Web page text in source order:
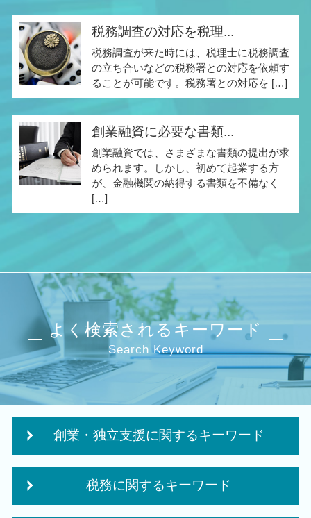
税務調査の対応を税理...
税務調査が来た時には、税理士に税務調査
の立ち合いなどの税務署との対応を依頼す
ることが可能です。税務署との対応を […]
創業融資に必要な書類...
創業融資では、さまざまな書類の提出が求
められます。しかし、初めて起業する方
が、金融機関の納得する書類を不備なく
[…]
よく検索されるキーワード
Search Keyword
創業・独立支援に関するキーワード
個人事業主 法人化 デメリット
税務に関するキーワード